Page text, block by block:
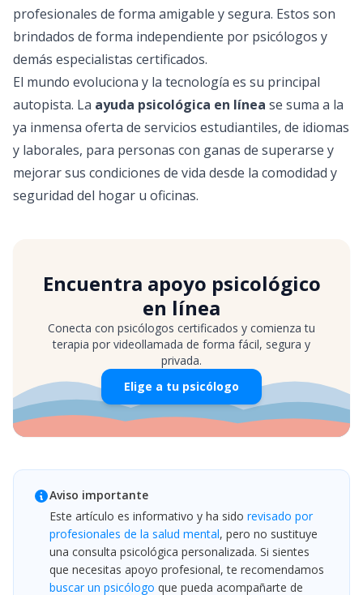
profesionales de forma amigable y segura. Estos son
brindados de forma independiente por psicólogos y
demás especialistas certificados.
El mundo evoluciona y la tecnología es su principal
autopista. La ayuda psicológica en línea se suma a la
ya inmensa oferta de servicios estudiantiles, de idiomas
y laborales, para personas con ganas de superarse y
mejorar sus condiciones de vida desde la comodidad y
seguridad del hogar u oficinas.
Encuentra apoyo psicológico
en línea
Conecta con psicólogos certificados y comienza tu
terapia por videollamada de forma fácil, segura y
privada.
Elige a tu psicólogo
Aviso importante
Este artículo es informativo y ha sido revisado por
profesionales de la salud mental, pero no sustituye
una consulta psicológica personalizada. Si sientes
que necesitas apoyo profesional, te recomendamos
buscar un psicólogo que pueda acompañarte de